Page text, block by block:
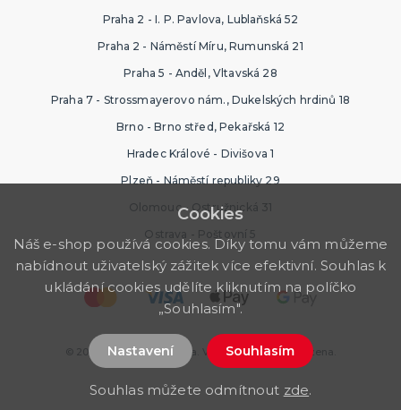
Praha 2 - I. P. Pavlova, Lublaňská 52
Praha 2 - Náměstí Míru, Rumunská 21
Praha 5 - Anděl, Vltavská 28
Praha 7 - Strossmayerovo nám., Dukelských hrdinů 18
Brno - Brno střed, Pekařská 12
Hradec Králové - Divišova 1
Plzeň - Náměstí republiky 29
Olomouc - Ostružnická 31
Ostrava - Poštovní 5
© 2026 Ptákoviny Ostrava. Všechna práva vyhrazena.
Cookies
Náš e-shop používá cookies. Díky tomu vám můžeme
nabídnout uživatelský zážitek více efektivní. Souhlas k
ukládání cookies udělíte kliknutím na políčko
„Souhlasím".
Nastavení Souhlasím
Souhlas můžete odmítnout zde.